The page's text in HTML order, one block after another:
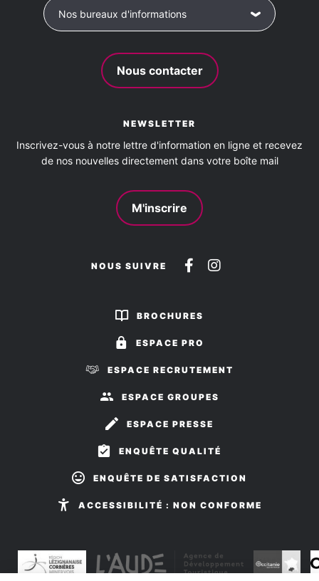
Nos bureaux d'informations
Nous contacter
NEWSLETTER
Inscrivez-vous à notre lettre d'information en ligne et recevez
de nos nouvelles directement dans votre boîte mail
M'inscrire
NOUS SUIVRE
Suivez-
sur
Suivez-
BROCHURES
ESPACE PRO
ESPACE RECRUTEMENT
ESPACE GROUPES
ESPACE PRESSE
ENQUÊTE QUALITÉ
ENQUÊTE DE SATISFACTION
ACCESSIBILITÉ : NON CONFORME